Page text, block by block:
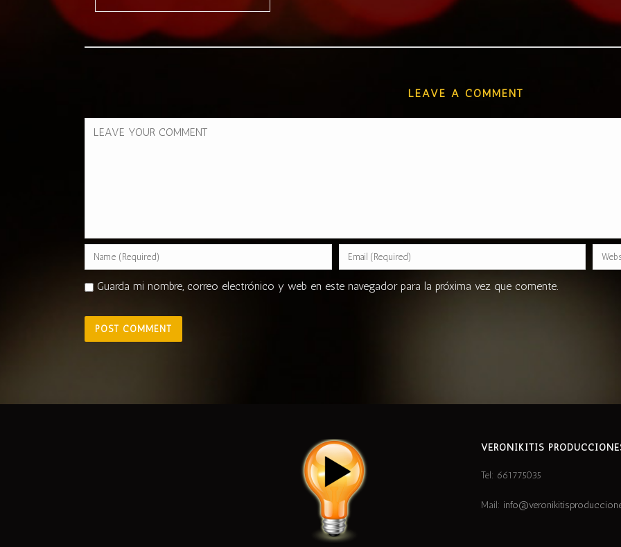
LEAVE A COMMENT
Guarda mi nombre, correo electrónico y web en este navegador para la próxima vez que comente.
VERONIKITIS
Tel: 661775035
Mail: